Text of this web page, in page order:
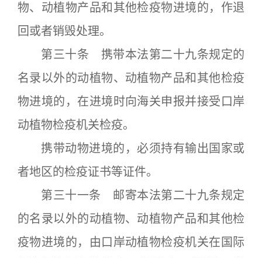
物、动植物产品和其他检疫物进境的，作退
回或者销毁处理。
第三十条 携带本法第二十九条规定的
名录以外的动植物、动植物产品和其他检疫
物进境的，在进境时向海关申报并接受口岸
动植物检疫机关检疫。
携带动物进境的，必须持有输出国家或
者地区的检疫证书等证件。
第三十一条 邮寄本法第二十九条规定
的名录以外的动植物、动植物产品和其他检
疫物进境的，由口岸动植物检疫机关在国际